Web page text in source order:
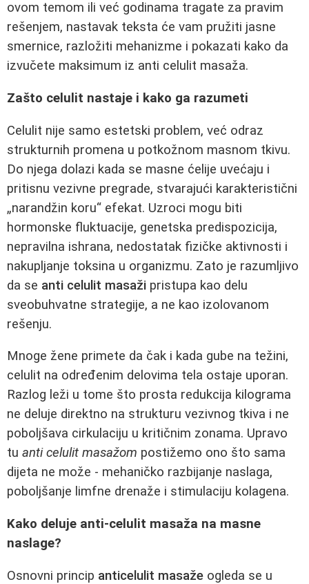
ovom temom ili već godinama tragate za pravim
rešenjem, nastavak teksta će vam pružiti jasne
smernice, razložiti mehanizme i pokazati kako da
izvučete maksimum iz anti celulit masaža.
Zašto celulit nastaje i kako ga razumeti
Celulit nije samo estetski problem, već odraz
strukturnih promena u potkožnom masnom tkivu.
Do njega dolazi kada se masne ćelije uvećaju i
pritisnu vezivne pregrade, stvarajući karakteristični
„narandžin koru“ efekat. Uzroci mogu biti
hormonske fluktuacije, genetska predispozicija,
nepravilna ishrana, nedostatak fizičke aktivnosti i
nakupljanje toksina u organizmu. Zato je razumljivo
da se anti celulit masaži pristupa kao delu
sveobuhvatne strategije, a ne kao izolovanom
rešenju.
Mnoge žene primete da čak i kada gube na težini,
celulit na određenim delovima tela ostaje uporan.
Razlog leži u tome što prosta redukcija kilograma
ne deluje direktno na strukturu vezivnog tkiva i ne
poboljšava cirkulaciju u kritičnim zonama. Upravo
tu anti celulit masažom postižemo ono što sama
dijeta ne može - mehaničko razbijanje naslaga,
poboljšanje limfne drenaže i stimulaciju kolagena.
Kako deluje anti-celulit masaža na masne
naslage?
Osnovni princip anticelulit masaže ogleda se u